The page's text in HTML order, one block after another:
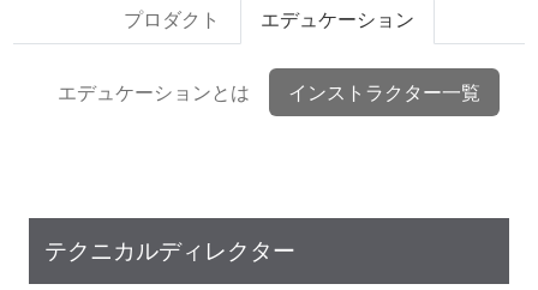
プロダクト エデュケーション
エデュケーションとは インストラクター一覧
テクニカルディレクター